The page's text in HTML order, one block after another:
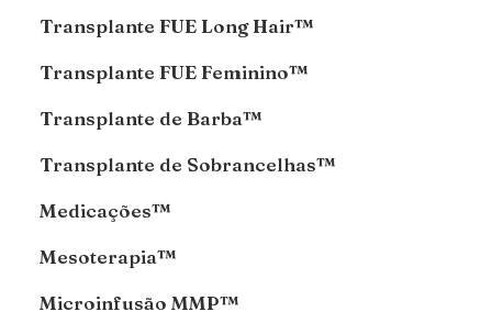
Transplante FUE Long Hair™
Transplante FUE Feminino™
Transplante de Barba™
Transplante de Sobrancelhas™
Medicações™
Mesoterapia™
Microinfusão MMP™